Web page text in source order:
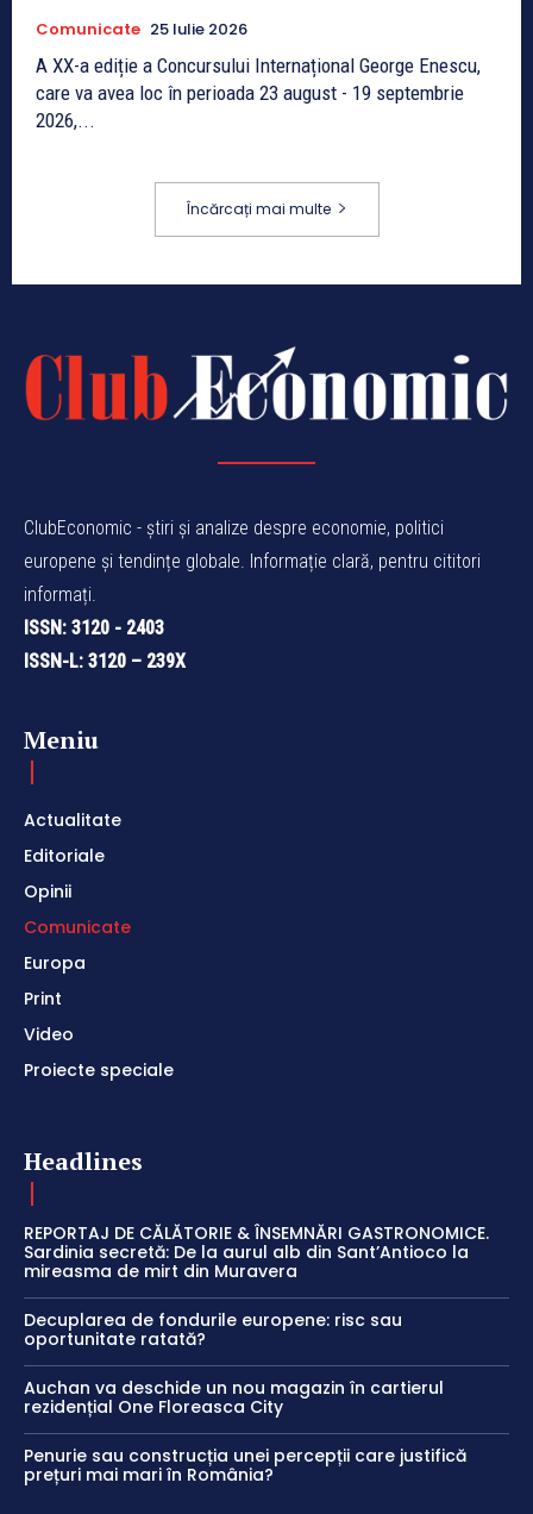
Comunicate 25 Iulie 2026
A XX-a ediție a Concursului Internațional George Enescu,
care va avea loc în perioada 23 august - 19 septembrie
2026,...
Încărcați mai multe
ClubEconomic - știri și analize despre economie, politici
europene și tendințe globale. Informație clară, pentru cititori
informați.
ISSN: 3120 - 2403
ISSN-L: 3120 – 239X
Meniu
Actualitate
Editoriale
Opinii
Comunicate
Europa
Print
Video
Proiecte speciale
Headlines
REPORTAJ DE CĂLĂTORIE & ÎNSEMNĂRI GASTRONOMICE.
Sardinia secretă: De la aurul alb din Sant’Antioco la
mireasma de mirt din Muravera
Decuplarea de fondurile europene: risc sau
oportunitate ratată?
Auchan va deschide un nou magazin în cartierul
rezidențial One Floreasca City
Penurie sau construcția unei percepții care justifică
prețuri mai mari în România?